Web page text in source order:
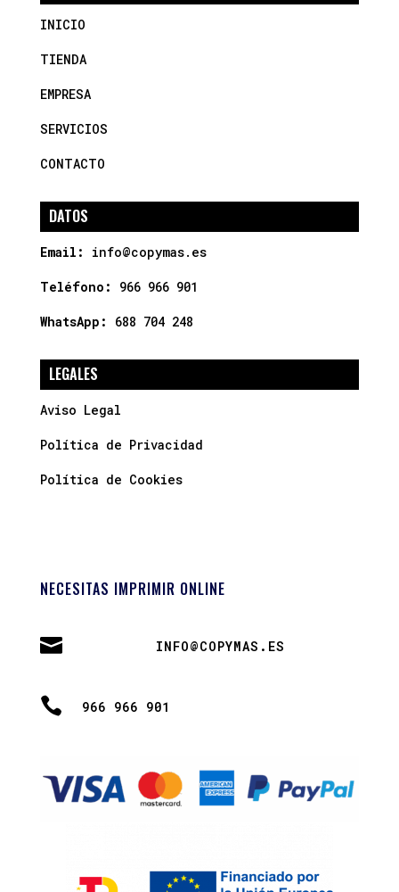
INICIO
TIENDA
EMPRESA
SERVICIOS
CONTACTO
DATOS
Email: info@copymas.es
Teléfono: 966 966 901
WhatsApp: 688 704 248
LEGALES
Aviso Legal
Política de Privacidad
Política de Cookies
NECESITAS IMPRIMIR ONLINE
 INFO@COPYMAS.ES
 966 966 901